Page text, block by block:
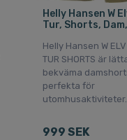
Helly Hansen W
Tur, Shorts,
Helly Hansen W ELV
TUR SHORTS är
bekväma
perfekta för
utomhusaktiviteter.
999 SEK